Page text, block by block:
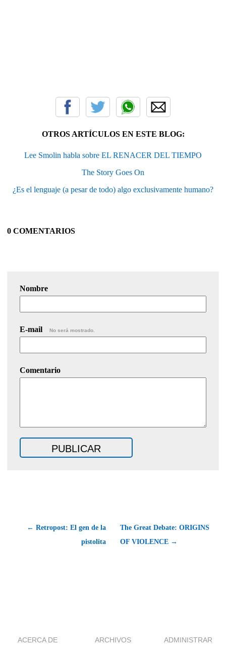
OTROS ARTÍCULOS EN ESTE BLOG:
Lee Smolin habla sobre EL RENACER DEL TIEMPO
The Story Goes On
¿Es el lenguaje (a pesar de todo) algo exclusivamente humano?
0 COMENTARIOS
Nombre
E-mail No será mostrado.
Comentario
← Retropost: El gen de la
pistolita
The Great Debate: ORIGINS
OF VIOLENCE →
ACERCA DE ARCHIVOS ADMINISTRAR